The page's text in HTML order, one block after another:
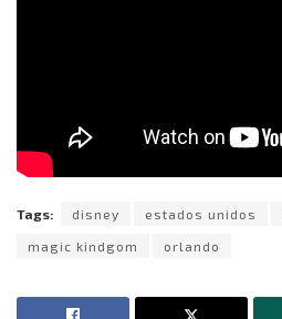
Tags: disney estados unidos
magic kindgom orlando